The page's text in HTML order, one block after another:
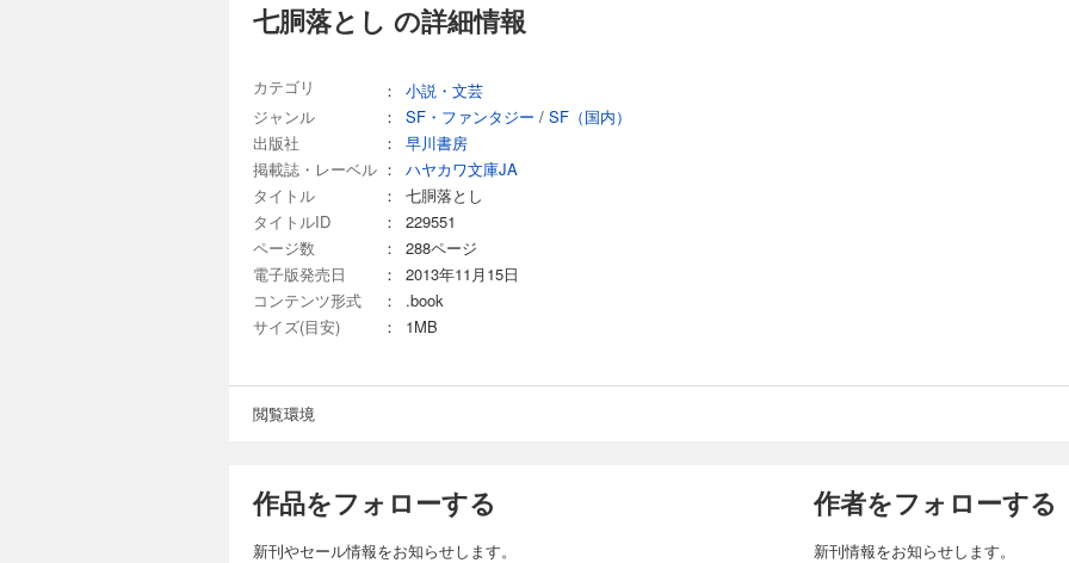
七胴落とし の詳細情報
カテゴリ ：
小説・文芸
ジャンル
： SF・ファンタジー / SF（国内）
出版社
：
早川書房
掲載誌・レーベル ：
ハヤカワ文庫JA
タイトル
：
七胴落とし
タイトルID
：
229551
ページ数
：
288ページ
電子版発売日
：
2013年11月15日
コンテンツ形式
：
.book
サイズ(目安)
： 1MB
閲覧環境
作品をフォローする
新刊やセール情報をお知らせします。
作者をフォローする
新刊情報をお知らせします。